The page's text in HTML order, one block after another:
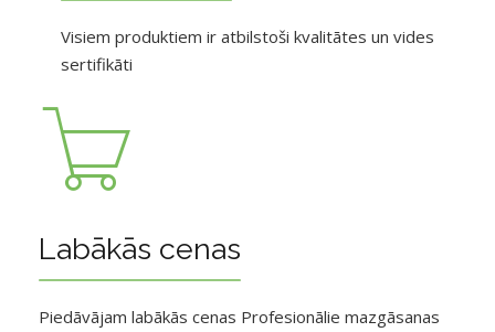
Visiem produktiem ir atbilstoši kvalitātes un vides
sertifikāti
Labākās cenas
Piedāvājam labākās cenas Profesionālie mazgāsanas